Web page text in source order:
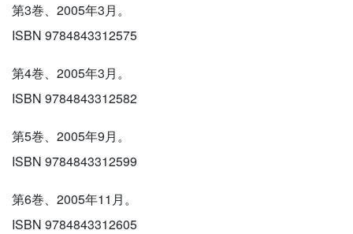
第3巻、2005年3月。
ISBN 9784843312575
第4巻、2005年3月。
ISBN 9784843312582
第5巻、2005年9月。
ISBN 9784843312599
第6巻、2005年11月。
ISBN 9784843312605